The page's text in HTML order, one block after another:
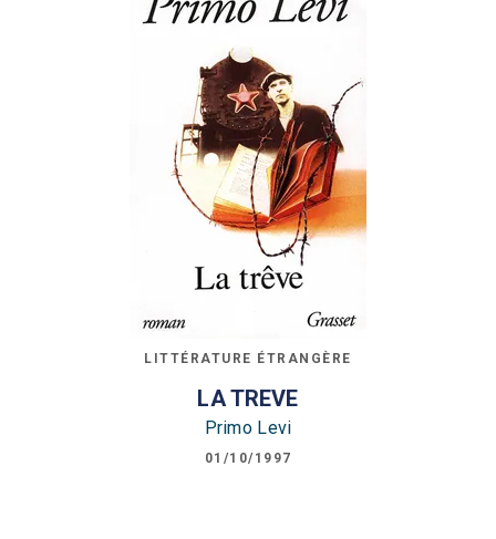
LITTÉRATURE ÉTRANGÈRE
LA TREVE
Primo Levi
01/10/1997